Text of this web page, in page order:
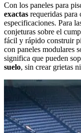
Con los paneles para
exactas requeridas para
especificaciones. Para
conjeturas sobre el
fácil y rápido construir
con paneles modulares
significa que pueden
suelo, sin crear grietas